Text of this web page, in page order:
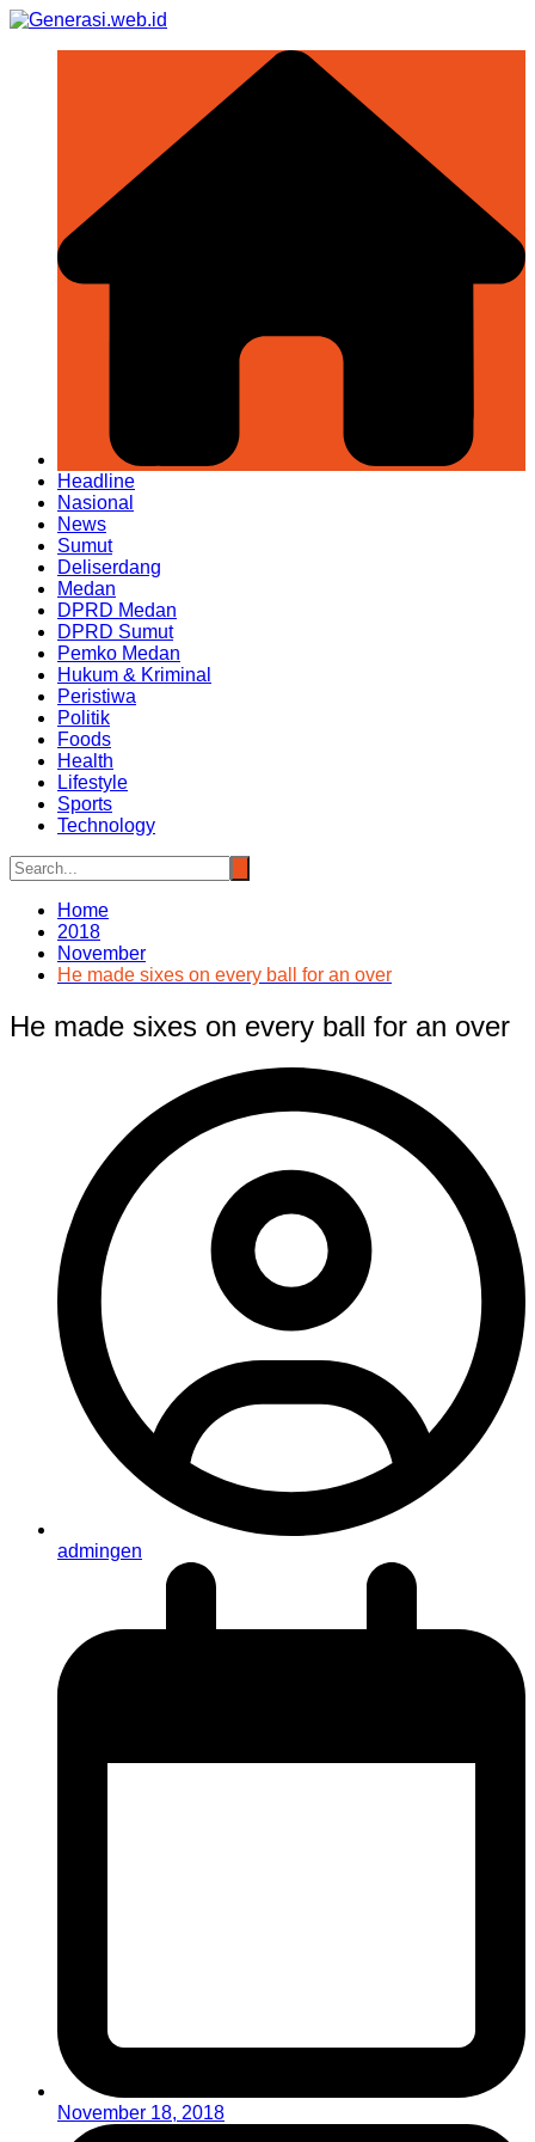
Skip
Headline
Nasional
News
Sumut
Deliserdang
Medan
DPRD Medan
DPRD Sumut
Pemko Medan
Hukum & Kriminal
Peristiwa
Politik
Foods
Health
Lifestyle
Sports
Technology
Home
2018
November
He made sixes on every ball for an over
He made sixes on every ball for an over
admingen
November 18, 2018